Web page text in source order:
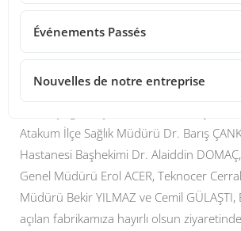
Atakum İlçe Sağlık Müdürü Dr. Barış
Hastanesi Başhekimi Dr. Alaiddin
Genel Müdürü Erol ACER, Teknocer
Müdürü Bekir YILMAZ ve Cemil GÜLAŞTI,
açılan fabrikamıza hayırlı olsun
Événements Passés
Nouvelles de notre entreprise